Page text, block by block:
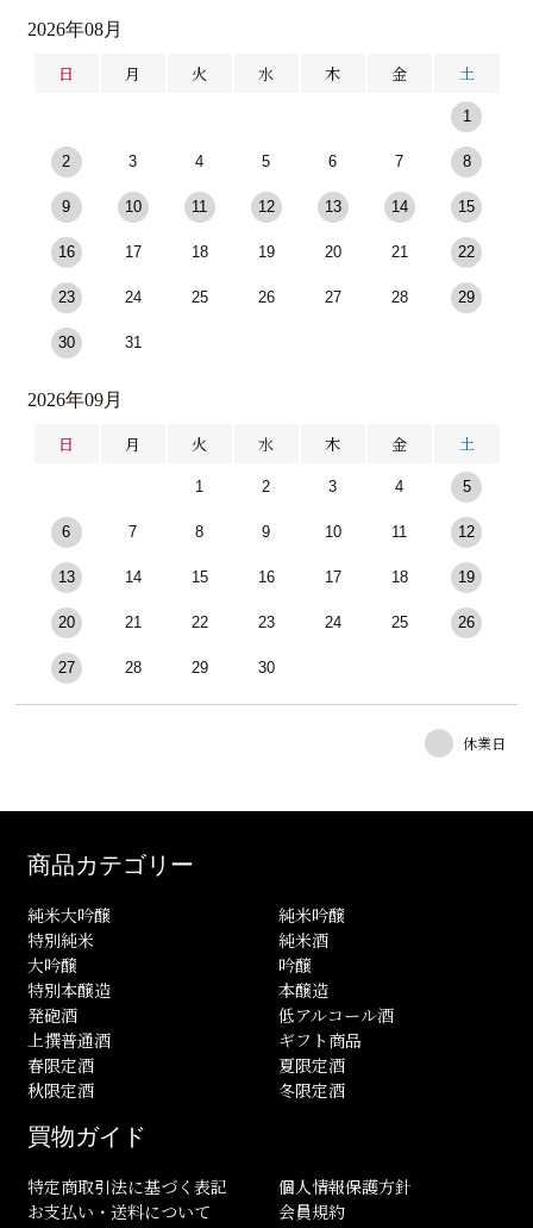
2026年08月
日 月 火 水 木 金 土
1
2 3 4 5 6 7 8
9 10 11 12 13 14 15
16 17 18 19 20 21 22
23 24 25 26 27 28 29
30 31
2026年09月
日 月 火 水 木 金 土
1 2 3 4 5
6 7 8 9 10 11 12
13 14 15 16 17 18 19
20 21 22 23 24 25 26
27 28 29 30
休業日
商品カテゴリー
純米大吟醸
純米吟醸
特別純米
純米酒
大吟醸
吟醸
特別本醸造
本醸造
発砲酒
低アルコール酒
上撰普通酒
ギフト商品
春限定酒
夏限定酒
秋限定酒
冬限定酒
買物ガイド
特定商取引法に基づく表記
個人情報保護方針
お支払い・送料について
会員規約